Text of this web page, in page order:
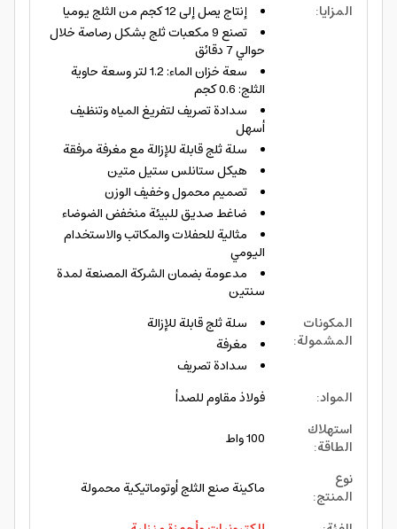
المزايا:
إنتاج يصل إلى 12 كجم من الثلج يوميا
تصنع 9 مكعبات ثلج بشكل رصاصة خلال
حوالي 7 دقائق
سعة خزان الماء: 1.2 لتر وسعة حاوية
الثلج: 0.6 كجم
سدادة تصريف لتفريغ المياه وتنظيف
أسهل
سلة ثلج قابلة للإزالة مع مغرفة مرفقة
هيكل ستانلس ستيل متين
تصميم محمول وخفيف الوزن
ضاغط صديق للبيئة منخفض الضوضاء
مثالية للحفلات والمكاتب والاستخدام
اليومي
مدعومة بضمان الشركة المصنعة لمدة
سنتين
المكونات
المشمولة:
سلة ثلج قابلة للإزالة
مغرفة
سدادة تصريف
المواد:
فولاذ مقاوم للصدأ
استهلاك
الطاقة:
100 واط
نوع
المنتج:
ماكينة صنع الثلج أوتوماتيكية محمولة